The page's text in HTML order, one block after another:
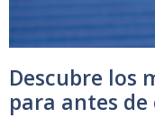
Descubre los
para antes